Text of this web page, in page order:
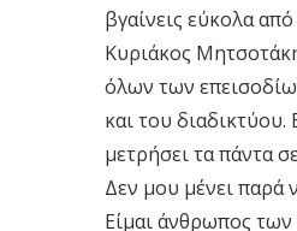
βγαίνεις εύκολα
Κυριάκος
όλων των
και του διαδικτύου.
μετρήσει τα πάντα
Δεν μου μένει παρά
Είμαι άνθρωπος